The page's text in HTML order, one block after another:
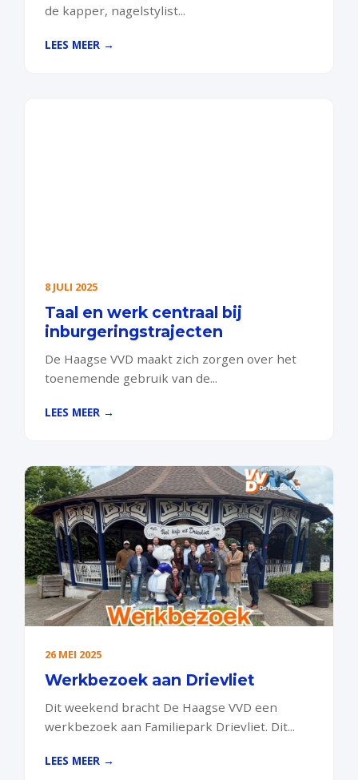
de kapper, nagelstylist...
LEES MEER →
8 JULI 2025
Taal en werk centraal bij
inburgeringstrajecten
De Haagse VVD maakt zich zorgen over het
toenemende gebruik van de...
LEES MEER →
26 MEI 2025
Werkbezoek aan Drievliet
Dit weekend bracht De Haagse VVD een
werkbezoek aan Familiepark Drievliet. Dit...
LEES MEER →